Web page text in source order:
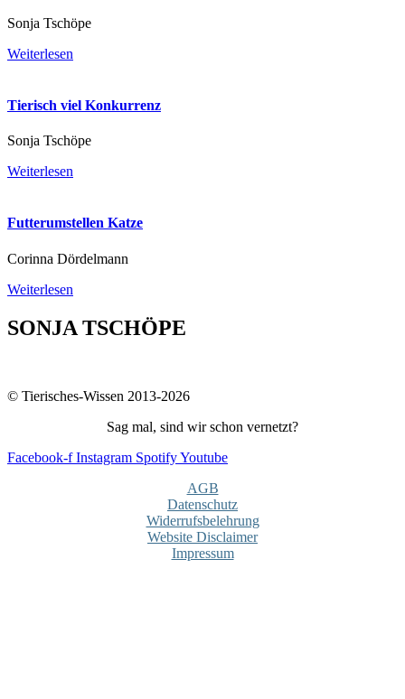
Sonja Tschöpe
Weiterlesen
Tierisch viel Konkurrenz
Sonja Tschöpe
Weiterlesen
Futterumstellen Katze
Corinna Dördelmann
Weiterlesen
SONJA TSCHÖPE
© Tierisches-Wissen 2013-2026
Sag mal, sind wir schon vernetzt?
Facebook-f Instagram SpotifyYoutube
AGB
Datenschutz
Widerrufsbelehrung
Website Disclaimer
Impressum